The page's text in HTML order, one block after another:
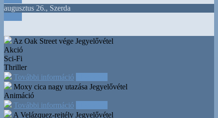
augusztus 26., Szerda
Az Oak Street vége Jegyelővétel
Akció
Sci-Fi
Thriller
További információ
Moxy cica nagy utazása Jegyelővétel
Animáció
További információ
A Velázquez-rejtély Jegyelővétel